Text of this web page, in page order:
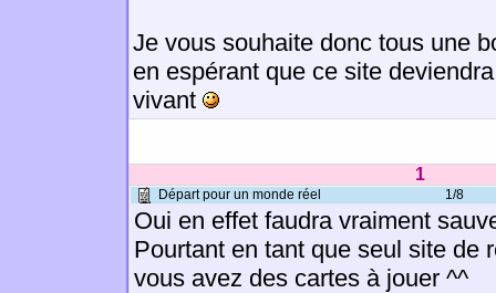
Je vous souhaite donc tous une
en espérant que ce site
vivant
1
Départ pour un monde réel 1/8
Oui en effet faudra vraiment
Pourtant en tant que seul site de
vous avez des cartes à jouer ^^